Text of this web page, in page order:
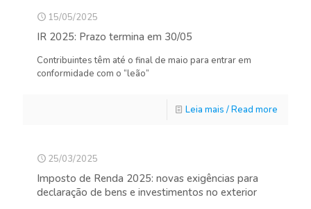
15/05/2025
IR 2025: Prazo termina em 30/05
Contribuintes têm até o final de maio para entrar em
conformidade com o “leão”
Leia mais / Read more
25/03/2025
Imposto de Renda 2025: novas exigências para
declaração de bens e investimentos no exterior